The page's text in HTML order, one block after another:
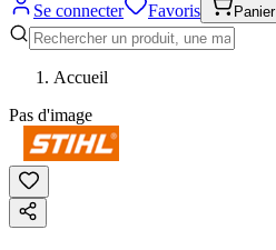
Se connecter Favoris Panier
Accueil
Pas d'image